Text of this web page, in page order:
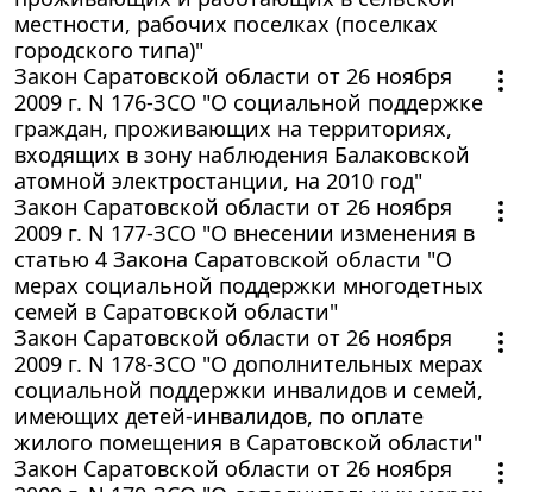
местности, рабочих поселках (поселках
городского типа)"
Закон Саратовской области от 26 ноября
2009 г. N 176-ЗСО "О социальной поддержке
граждан, проживающих на территориях,
входящих в зону наблюдения Балаковской
атомной электростанции, на 2010 год"
Закон Саратовской области от 26 ноября
2009 г. N 177-ЗСО "О внесении изменения в
статью 4 Закона Саратовской области "О
мерах социальной поддержки многодетных
семей в Саратовской области"
Закон Саратовской области от 26 ноября
2009 г. N 178-ЗСО "О дополнительных мерах
социальной поддержки инвалидов и семей,
имеющих детей-инвалидов, по оплате
жилого помещения в Саратовской области"
Закон Саратовской области от 26 ноября